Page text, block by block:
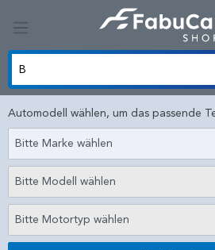
Automodell wählen, um das passende
Bitte Marke wählen
Bitte Modell wählen
Bitte Motortyp wählen